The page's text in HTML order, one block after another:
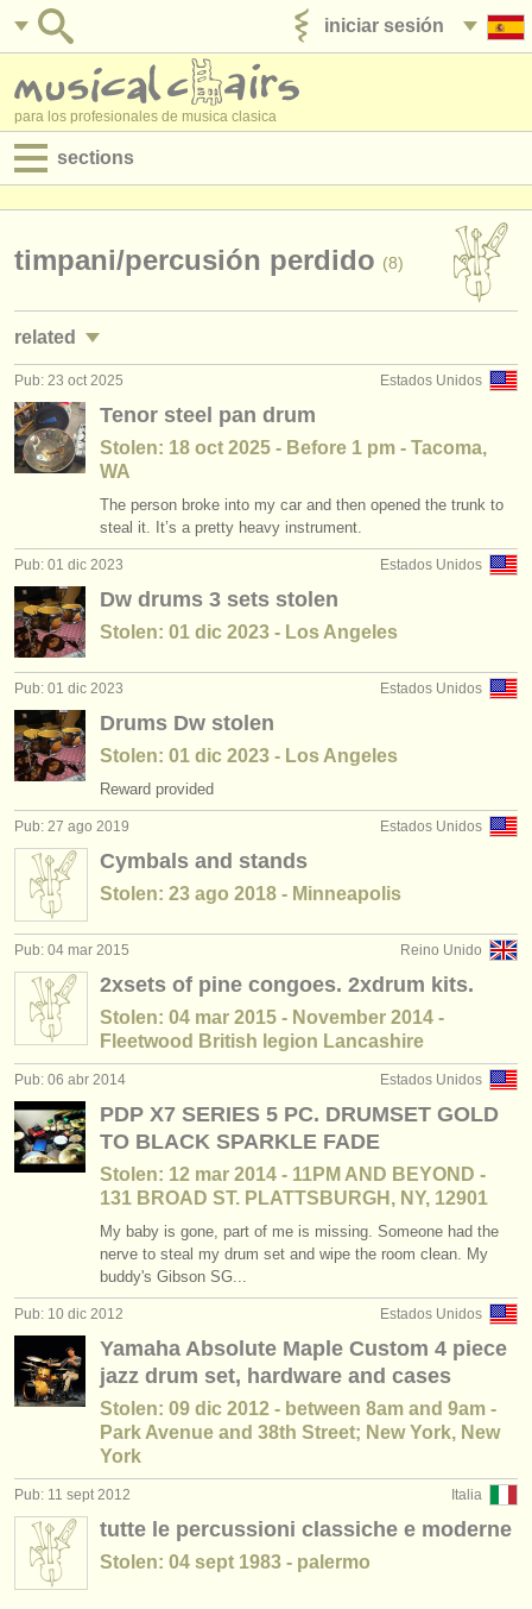
iniciar sesión
para los profesionales de musica clasica
sections
empleos - administración
degree courses
cursillos
concursos
instrumentos en venta
instrumentos robados
directorios:
orquestas y teatros
conservatorios
jóvenes orquestas
musicalchairs:
acerca de musicalchairs
contáctenos
fuentes rss
noticias sobre música clásica
editor:
anúnciese con nosotros
find out about ourATS
faq
iniciar sesión
timpani/percusión perdido (8)
related
empleos - interpretación: timbales/ percusión (15)
empleos - enseñanza: timbales/percusión (2)
masterclass timpani
degree courses: timbales/percusión (10)
concurso de timpani/ percusión (7)
instrumentos en venta: timbales
instrumentos en venta: percusión determinada
Estados Unidos
Pub: 23 oct 2025
Tenor steel pan drum
Stolen: 18 oct 2025 - Before 1 pm - Tacoma,
WA
The person broke into my car and then opened the trunk to
steal it. It’s a pretty heavy instrument.
Estados Unidos
Pub: 01 dic 2023
Dw drums 3 sets stolen
Stolen: 01 dic 2023 - Los Angeles
Estados Unidos
Pub: 01 dic 2023
Drums Dw stolen
Stolen: 01 dic 2023 - Los Angeles
Reward provided
Estados Unidos
Pub: 27 ago 2019
Cymbals and stands
Stolen: 23 ago 2018 - Minneapolis
Reino Unido
Pub: 04 mar 2015
2xsets of pine congoes. 2xdrum kits.
Stolen: 04 mar 2015 - November 2014 -
Fleetwood British legion Lancashire
Estados Unidos
Pub: 06 abr 2014
PDP X7 SERIES 5 PC. DRUMSET GOLD
TO BLACK SPARKLE FADE
Stolen: 12 mar 2014 - 11PM AND BEYOND -
131 BROAD ST. PLATTSBURGH, NY, 12901
My baby is gone, part of me is missing. Someone had the
nerve to steal my drum set and wipe the room clean. My
buddy's Gibson SG...
Estados Unidos
Pub: 10 dic 2012
Yamaha Absolute Maple Custom 4 piece
jazz drum set, hardware and cases
Stolen: 09 dic 2012 - between 8am and 9am -
Park Avenue and 38th Street; New York, New
York
Italia
Pub: 11 sept 2012
tutte le percussioni classiche e moderne
Stolen: 04 sept 1983 - palermo